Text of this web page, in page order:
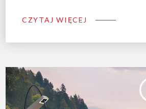
CZYTAJ WIĘCEJ